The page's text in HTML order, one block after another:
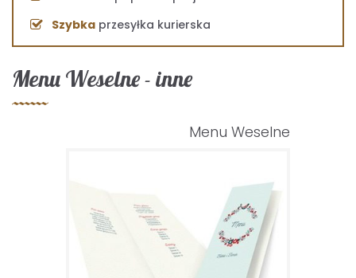
Menu Weselne - inne
Menu Weselne
Szybka przesyłka kurierska